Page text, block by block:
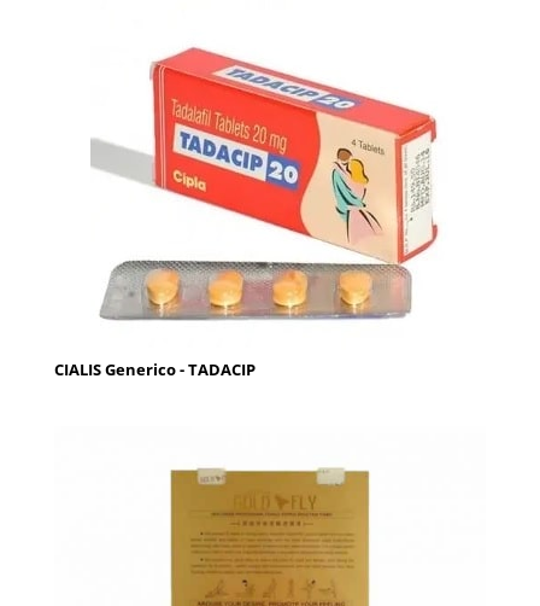
CIALIS Generico - TADACIP